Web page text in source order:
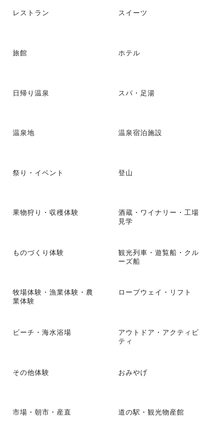
レストラン スイーツ
旅館 ホテル
日帰り温泉 スパ・足湯
温泉地 温泉宿泊施設
祭り・イベント 登山
果物狩り・収穫体験
酒蔵・ワイナリー・工場
見学
ものづくり体験
観光列車・遊覧船・クル
ーズ船
牧場体験・漁業体験・農
業体験
ロープウェイ・リフト
ビーチ・海水浴場
アウトドア・アクティビ
ティ
その他体験 おみやげ
市場・朝市・産直 道の駅・観光物産館